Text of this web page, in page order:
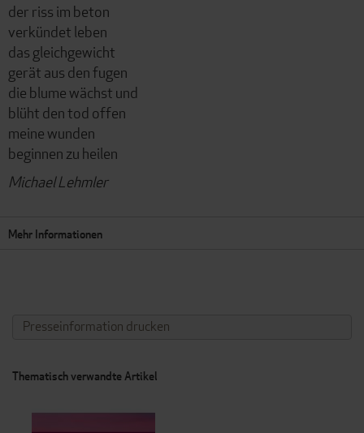
der riss im beton
verkündet leben
das gleichgewicht
gerät aus den fugen
die blume wächst und
blüht den tod offen
meine wunden
beginnen zu heilen
Michael Lehmler
Mehr Informationen
Presseinformation drucken
Thematisch verwandte Artikel